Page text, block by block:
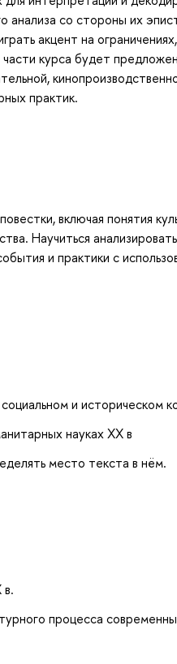
анализа со стороны их
акцент на
курса будет
практик.
включая понятия
Научиться
и практики с
и историческом
науках XX в
место текста в нём.
в.
процесса